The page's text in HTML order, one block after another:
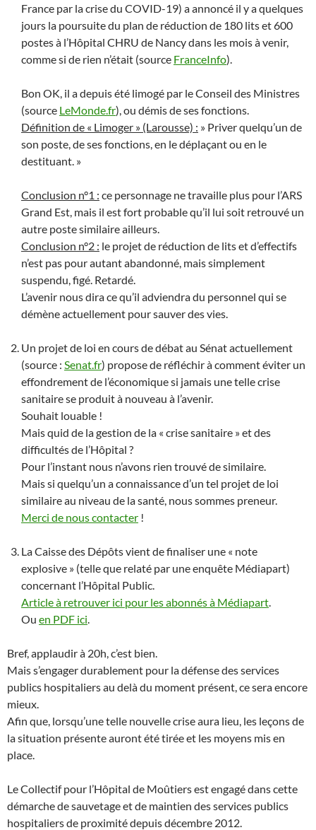
France par la crise du COVID-19) a annoncé il y a quelques
jours la poursuite du plan de réduction de 180 lits et 600
postes à l’Hôpital CHRU de Nancy dans les mois à venir,
comme si de rien n’était (source FranceInfo).
Bon OK, il a depuis été limogé par le Conseil des Ministres
(source LeMonde.fr), ou démis de ses fonctions.
Définition de « Limoger » (Larousse) : » Priver quelqu’un de
son poste, de ses fonctions, en le déplaçant ou en le
destituant. »
Conclusion n°1 : ce personnage ne travaille plus pour l’ARS
Grand Est, mais il est fort probable qu’il lui soit retrouvé un
autre poste similaire ailleurs.
Conclusion n°2 : le projet de réduction de lits et d’effectifs
n’est pas pour autant abandonné, mais simplement
suspendu, figé. Retardé.
L’avenir nous dira ce qu’il adviendra du personnel qui se
démène actuellement pour sauver des vies.
Un projet de loi en cours de débat au Sénat actuellement
(source : Senat.fr) propose de réfléchir à comment éviter un
effondrement de l’économique si jamais une telle crise
sanitaire se produit à nouveau à l’avenir.
Souhait louable !
Mais quid de la gestion de la « crise sanitaire » et des
difficultés de l’Hôpital ?
Pour l’instant nous n’avons rien trouvé de similaire.
Mais si quelqu’un a connaissance d’un tel projet de loi
similaire au niveau de la santé, nous sommes preneur.
Merci de nous contacter !
La Caisse des Dépôts vient de finaliser une « note
explosive » (telle que relaté par une enquête Médiapart)
concernant l’Hôpital Public.
Article à retrouver ici pour les abonnés à Médiapart
Ou en PDF ici
Bref, applaudir à 20h, c’est bien.
Mais s’engager durablement pour la défense des services
publics hospitaliers au delà du moment présent, ce sera encore
mieux.
Afin que, lorsqu’une telle nouvelle crise aura lieu, les leçons de
la situation présente auront été tirée et les moyens mis en
place.
Le Collectif pour l’Hôpital de Moûtiers est engagé dans cette
démarche de sauvetage et de maintien des services publics
hospitaliers de proximité depuis décembre 2012.